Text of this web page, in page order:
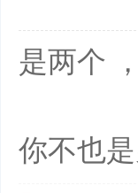
是两个
你不也